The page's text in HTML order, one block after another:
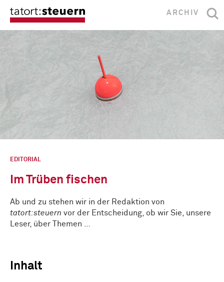
ARCHIV
EDITORIAL
Im Trüben fischen
Ab und zu stehen wir in der Redaktion von
tatort:steuern vor der Entscheidung, ob wir Sie, unsere
Leser, über Themen …
Inhalt